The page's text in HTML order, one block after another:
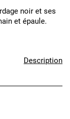
noir et ses
et épaule.
Description